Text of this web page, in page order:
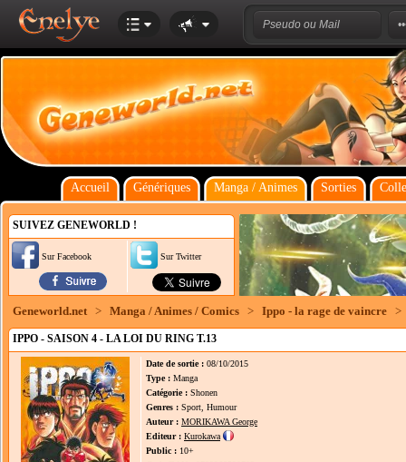
Accueil Génériques Manga / Animes Sorties
SUIVEZ GENEWORLD !
Sur Facebook Sur Twitter
Geneworld.net > Manga / Animes / Comics > Ippo - la rage de vaincre >
IPPO - SAISON 4 - LA LOI DU RING T.13
Date de sortie : 08/10/2015
Type : Manga
Catégorie : Shonen
Genres : Sport, Humour
Auteur : MORIKAWA George
Editeur : Kurokawa
Public : 10+